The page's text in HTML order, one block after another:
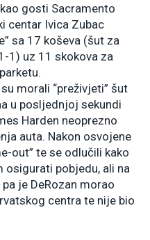
gosti Sacramento
centar Ivica Zubac
sa 17 koševa (šut za
1) uz 11 skokova za
morali “preživjeti” šut
u posljednjoj sekundi
Harden neoprezno
auta. Nakon osvojene
out” te se odlučili kako
osigurati pobjedu, ali na
je DeRozan morao
centra te nije bio